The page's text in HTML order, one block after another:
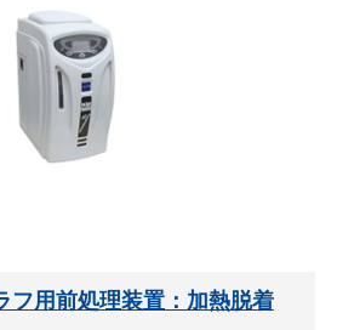
フ用前処理装置：加熱脱着